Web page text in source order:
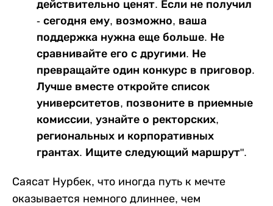
действительно ценят. Если не получил
- сегодня ему, возможно, ваша
поддержка нужна еще больше. Не
сравнивайте его с другими. Не
превращайте один конкурс в приговор.
Лучше вместе откройте список
университетов, позвоните в приемные
комиссии, узнайте о ректорских,
региональных и корпоративных
грантах. Ищите следующий маршрут".
Саясат Нурбек, что иногда путь к мечте
оказывается немного длиннее, чем